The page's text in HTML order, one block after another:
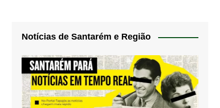
Notícias de Santarém e Região